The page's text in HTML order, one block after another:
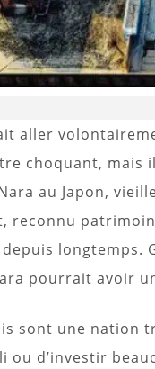
aller
choquant, mais
au Japon,
reconnu
longtemps.
pourrait avoir
sont une nation
ou d’investir